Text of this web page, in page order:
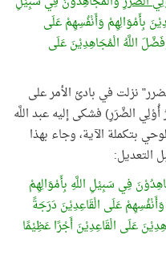
بِأَمْوَالِهِمْ وَأَنْفُسِهِمْ عَلَى
اللَّهُ الْمُجَاهِدِيْنَ عَلَى
نزلت في بادئ الأمر على
الضَّرَرِ) فشكى إليه عبد اللَّه
بتكملة الآية، وجاء بهذا
التعديل:
فِي سَبِيْلِ اللَّهِ بِأَمْوَالِهِمْ
عَلَى الْقَاعِدِيْنَ دَرَجَةً
عَلَى الْقَاعِدِيْنَ أَجْرًا عَظِيْمًا